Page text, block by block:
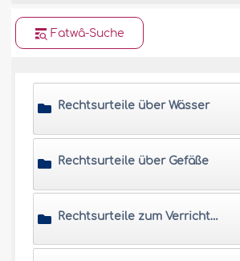
Fatwâ-Suche
Rechtsurteile über Wässer
Rechtsurteile über Gefäße
Rechtsurteile zum Verrichten der Notdurft